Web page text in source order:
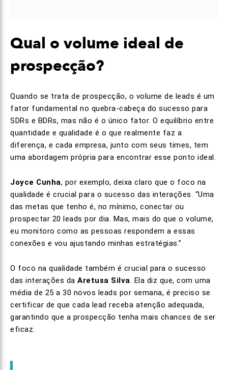
Qual o volume ideal de
prospecção?
Quando se trata de prospecção, o volume de leads é um
fator fundamental no quebra-cabeça do sucesso para
SDRs e BDRs, mas não é o único fator. O equilíbrio entre
quantidade e qualidade é o que realmente faz a
diferença, e cada empresa, junto com seus times, tem
uma abordagem própria para encontrar esse ponto ideal.
Joyce Cunha, por exemplo, deixa claro que o foco na
qualidade é crucial para o sucesso das interações. “Uma
das metas que tenho é, no mínimo, conectar ou
prospectar 20 leads por dia. Mas, mais do que o volume,
eu monitoro como as pessoas respondem a essas
conexões e vou ajustando minhas estratégias.”
O foco na qualidade também é crucial para o sucesso
das interações da Aretusa Silva. Ela diz que, com uma
média de 25 a 30 novos leads por semana, é preciso se
certificar de que cada lead receba atenção adequada,
garantindo que a prospecção tenha mais chances de ser
eficaz.